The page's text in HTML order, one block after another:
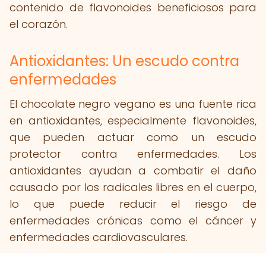
contenido de flavonoides beneficiosos para
el corazón.
Antioxidantes: Un escudo contra
enfermedades
El chocolate negro vegano es una fuente rica
en antioxidantes, especialmente flavonoides,
que pueden actuar como un escudo
protector contra enfermedades. Los
antioxidantes ayudan a combatir el daño
causado por los radicales libres en el cuerpo,
lo que puede reducir el riesgo de
enfermedades crónicas como el cáncer y
enfermedades cardiovasculares.